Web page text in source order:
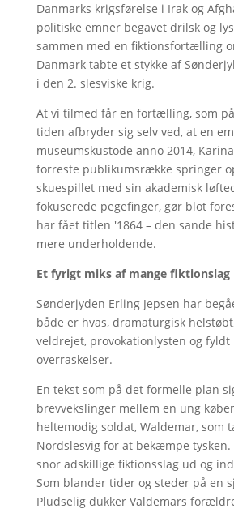
Danmarks krigsførelse i Irak og
politiske emner begavet drilsk og
sammen med en fiktionsfortælling
Danmark tabte et stykke af
i den 2. slesviske krig.
At vi tilmed får en fortælling, som
tiden afbryder sig selv ved, at en
museumskustode anno 2014,
forreste publikumsrække springer
skuespillet med sin akademisk
fokuserede pegefinger, gør blot
har fået titlen '1864 – den sande
mere underholdende.
Et fyrigt miks af mange fiktionslag
Sønderjyden Erling Jepsen har
både er hvas, dramaturgisk
veldrejet, provokationlysten og fyldt
overraskelser.
En tekst som på det formelle plan
brevvekslinger mellem en ung
heltemodig soldat, Waldemar, som
Nordslesvig for at bekæmpe
snor adskillige fiktionsslag ud og
Som blander tider og steder på en
Pludselig dukker Valdemars